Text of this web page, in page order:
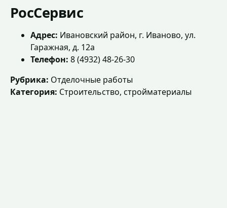
РосСервис
Адрес: Ивановский район, г. Иваново, ул.
Гаражная, д. 12а
Телефон: 8 (4932) 48-26-30
Рубрика: Отделочные работы
Категория: Строительство, стройматериалы